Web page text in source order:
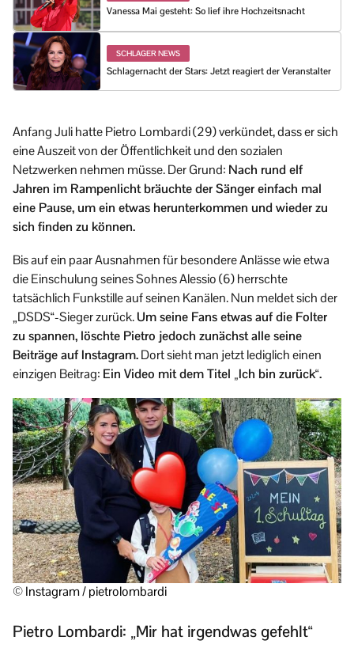
Vanessa Mai gesteht: So lief ihre Hochzeitsnacht
SCHLAGER NEWS
Schlagernacht der Stars: Jetzt reagiert der Veranstalter
Anfang Juli hatte Pietro Lombardi (29) verkündet, dass er sich
eine Auszeit von der Öffentlichkeit und den sozialen
Netzwerken nehmen müsse. Der Grund: Nach rund elf
Jahren im Rampenlicht bräuchte der Sänger einfach mal
eine Pause, um ein etwas herunterkommen und wieder zu
sich finden zu können.
Bis auf ein paar Ausnahmen für besondere Anlässe wie etwa
die Einschulung seines Sohnes Alessio (6) herrschte
tatsächlich Funkstille auf seinen Kanälen. Nun meldet sich der
„DSDS“-Sieger zurück.Um seine Fans etwas auf die Folter
zu spannen, löschte Pietro jedoch zunächst alle seine
Beiträge auf Instagram.Dort sieht man jetzt lediglich einen
einzigen Beitrag: Ein Video mit dem Titel „Ich bin zurück“.
© Instagram / pietrolombardi
Pietro Lombardi: „Mir hat irgendwas gefehlt“